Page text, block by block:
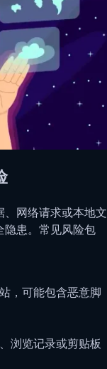
网络请求或本地文
隐患。常见风险包
，可能包含恶意脚
浏览记录或剪贴板